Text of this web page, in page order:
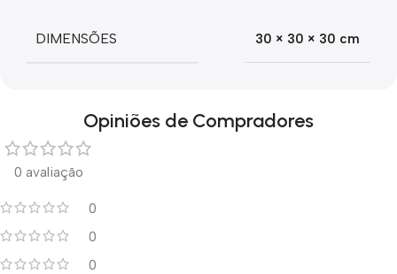
DIMENSÕES 30 × 30 × 30 cm
Opiniões de Compradores
0 avaliação
0
0
0